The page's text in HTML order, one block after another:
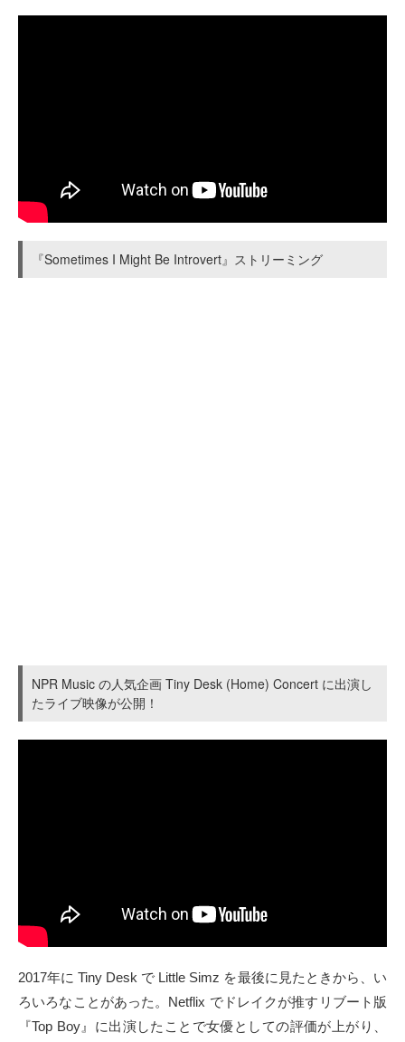
『Sometimes I Might Be Introvert』ストリーミング
NPR Music の人気企画 Tiny Desk (Home) Concert に出演し
たライブ映像が公開！
2017年に Tiny Desk で Little Simz を最後に見たときから、い
ろいろなことがあった。Netflix でドレイクが推すリブート版
『Top Boy』に出演したことで女優としての評価が上がり、